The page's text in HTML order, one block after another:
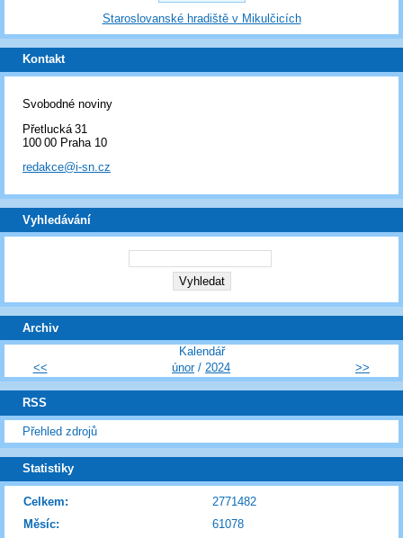
Staroslovanské hradiště v Mikulčicích
Kontakt
Svobodné noviny
Přetlucká 31
100 00 Praha 10
redakce@i-sn.cz
Vyhledávání
Archiv
Kalendář
<<
únor/ 2024 >>
RSS
Přehled zdrojů
Statistiky
Celkem:
2771482
Měsíc:
61078